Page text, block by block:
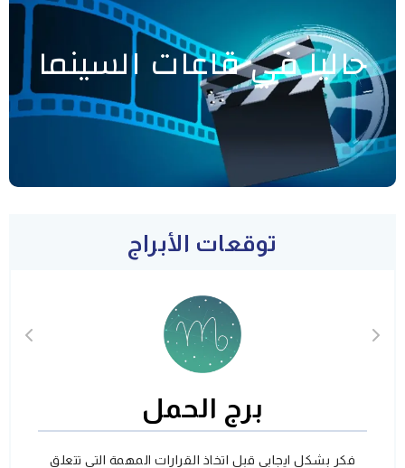
حاليا في قاعات السينما
توقعات الأبراج
برج الحمل
فكر بشكل ايجابي قبل اتخاذ القرارات المهمة التي تتعلق